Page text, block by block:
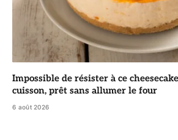
Impossible de résister à ce
cuisson, prêt sans allumer le four
6 août 2026